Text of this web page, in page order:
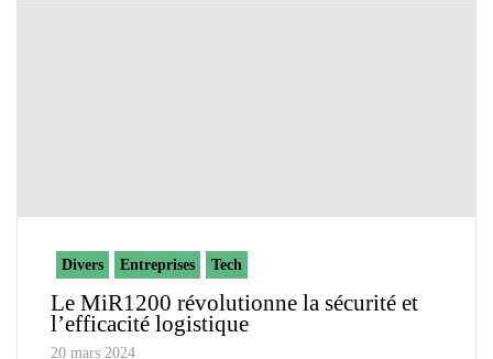
Divers Entreprises Tech
Le MiR1200 révolutionne la sécurité et
l’efficacité logistique
20 mars 2024